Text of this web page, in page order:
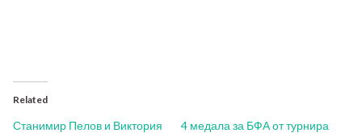
Related
Станимир Пелов и Виктория
4 медала за БФА от турнира